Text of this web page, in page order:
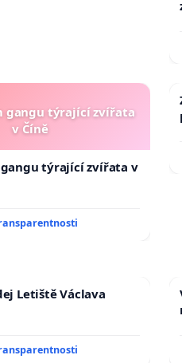
gangu týrající zvířata
v Číně
týrající zvířata v
Letiště Václava